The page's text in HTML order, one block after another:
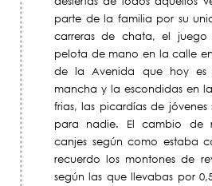
parte de la familia por su
carreras de chata, el
pelota de mano en la calle
de la Avenida que hoy es
mancha y la escondidas en
frias, las picardías de jóvenes
para nadie. El cambio de
canjes según como estaba
recuerdo los montones de
según las que llevabas por